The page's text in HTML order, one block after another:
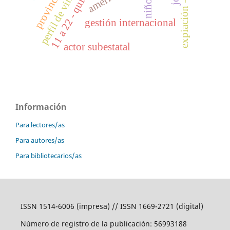
gestión internacional
actor subestatal
niños
Información
Para lectores/as
Para autores/as
Para bibliotecarios/as
ISSN 1514-6006 (impresa) // ISSN 1669-2721 (digital)
Número de registro de la publicación: 56993188